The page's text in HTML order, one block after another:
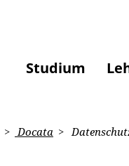
Studium
Docata